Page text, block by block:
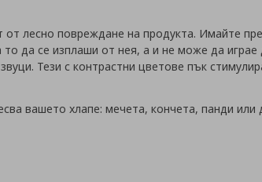
лесно повреждане на продукта. Имайте
да се изплаши от нея, а и не може да играе
Тези с контрастни цветове пък
вашето хлапе: мечета, кончета, панди или